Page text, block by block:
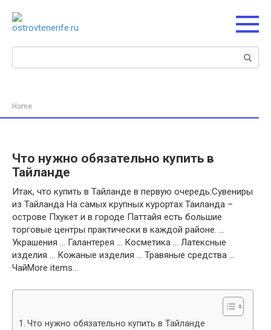
контенту
Поиск:
Home
Что нужно обязательно купить в
Тайланде
Итак, что купить в Тайланде в первую очередь:Сувениры
из Тайланда На самых крупных курортах Таиланда –
острове Пхукет и в городе Паттайя есть большие
торговые центры практически в каждой районе. …
Украшения … Галантерея … Косметика … Латексные
изделия … Кожаные изделия … Травяные средства …
ЧайMore items…
Что нужно обязательно купить в Тайланде